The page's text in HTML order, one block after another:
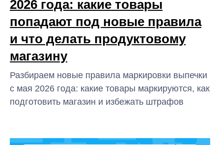
2026 года: какие товары
попадают под новые правила
и что делать продуктовому
магазину
Разбираем новые правила маркировки выпечки
с мая 2026 года: какие товары маркируются, как
подготовить магазин и избежать штрафов